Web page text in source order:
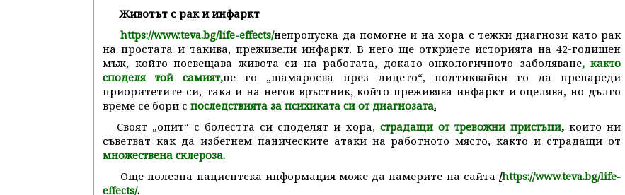
Животът с рак и инфаркт
https://www.teva.bg/life-effects/непропуска да помогне и на хора с тежки диагнози като рак
на простата и такива, преживели инфаркт. В него ще откриете историята на 42-годишен
мъж, който посвещава живота си на работата, докато онкологичното заболяване, както
споделя той самият,не го „шамаросва през лицето“, подтиквайки го да пренареди
приоритетите си, така и на негов връстник, който преживява инфаркт и оцелява, но дълго
време се бори с последствията за психиката си от диагнозата.
Своят „опит“ с болестта си споделят и хора, страдащи от тревожни пристъпи,които ни
съветват как да избегнем паническите атаки на работното място, както и страдащи от
множествена склероза.
Още полезна пациентска информация може да намерите на сайта /https://www.teva.bg/life-
effects/.